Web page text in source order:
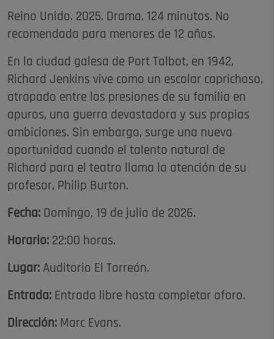
Reino Unido. 2025. Drama. 124 minutos. No
recomendada para menores de 12 años.
En la ciudad galesa de Port Talbot, en 1942,
Richard Jenkins vive como un escolar caprichoso,
atrapado entre las presiones de su familia en
apuros, una guerra devastadora y sus propias
ambiciones. Sin embargo, surge una nueva
oportunidad cuando el talento natural de
Richard para el teatro llama la atención de su
profesor, Philip Burton.
Fecha: Domingo, 19 de julio de 2026.
Horario: 22:00 horas.
Lugar: Auditorio El Torreón.
Entrada: Entrada libre hasta completar aforo.
Dirección: Marc Evans.